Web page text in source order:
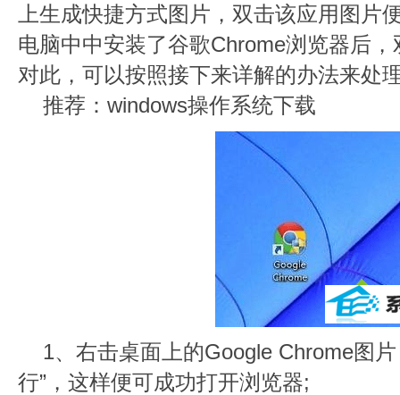
上生成快捷方式图片，双击该应用图片
电脑中中安装了谷歌Chrome浏览器后
对此，可以按照接下来详解的办法来处
推荐：windows操作系统下载
1、右击桌面上的Google Chrome图
行”，这样便可成功打开浏览器;